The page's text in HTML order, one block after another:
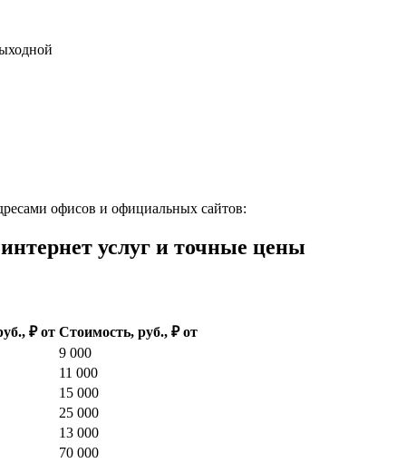
офисов и официальных сайтов:
услуг и точные цены
₽ от Стоимость, руб., ₽ от
9 000
11 000
15 000
25 000
13 000
70 000